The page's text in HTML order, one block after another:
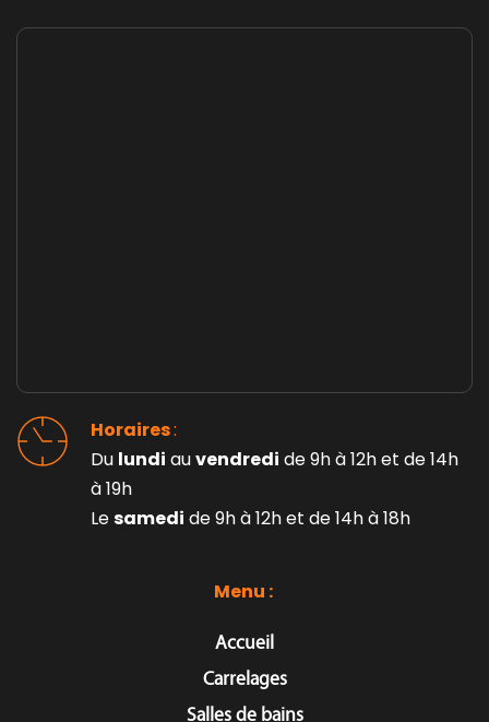
Menu :
Accueil
Carrelages
Salles de bains
Horaires :
Du lundi au vendredi de 9h à 12h et de 14h
à 19h
Le samedi de 9h à 12h et de 14h à 18h